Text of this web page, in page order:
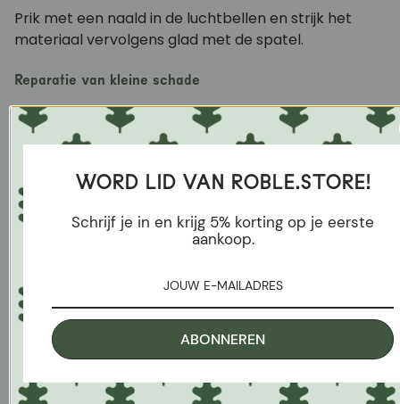
Prik met een naald in de luchtbellen en strijk het
materiaal vervolgens glad met de spatel.
Reparatie van kleine schade
Gebruik extra lijm om afbladderende of beschadigde
plekken te repareren.
WORD LID VAN ROBLE.STORE!
Schrijf je in en krijg 5% korting op je eerste
aankoop.
ABONNEREN